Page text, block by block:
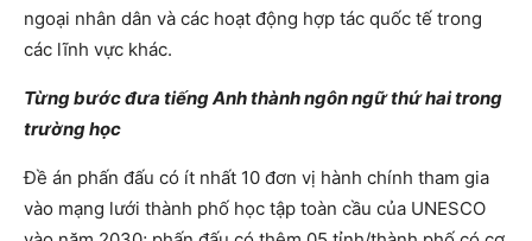
ngoại nhân dân và các hoạt động hợp tác quốc tế trong
các lĩnh vực khác.
Từng bước đưa tiếng Anh thành ngôn ngữ thứ hai trong
trường học
Đề án phấn đấu có ít nhất 10 đơn vị hành chính tham gia
vào mạng lưới thành phố học tập toàn cầu của UNESCO